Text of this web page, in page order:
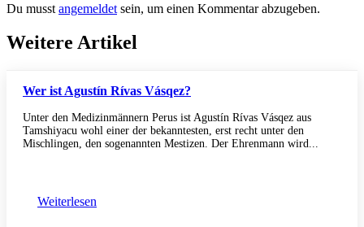
Du musst angemeldet sein, um einen Kommentar abzugeben.
Weitere Artikel
Wer ist Agustín Rívas Vásqez?
Unter den Medizinmännern Perus ist Agustín Rívas Vásqez aus
Tamshiyacu wohl einer der bekanntesten, erst recht unter den
Mischlingen, den sogenannten Mestizen. Der Ehrenmann wird...
Weiterlesen